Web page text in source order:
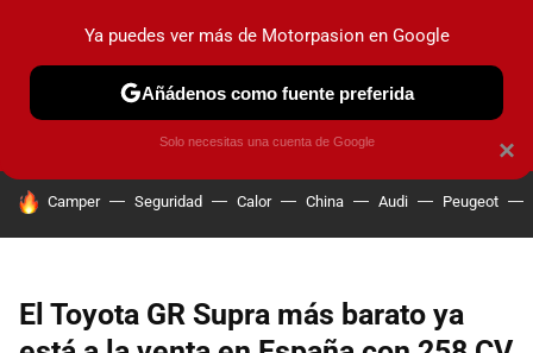
PRUEBAS COCHES ELÉCTRICOS OBSERVATORIO
HOY SE HABLA DE
Camper Seguridad Calor China Audi Peugeot
El Toyota GR Supra más barato ya
×
Ya puedes ver más de Motorpasion en Google
Añádenos como fuente preferida
Solo necesitas una cuenta de Google